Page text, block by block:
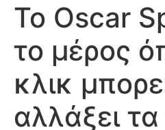
Το Oscar
το μέρος
κλικ
αλλάξει